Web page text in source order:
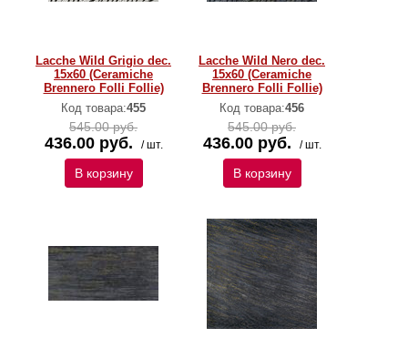
Lacche Wild Grigio dec.
15x60 (Ceramiche
Brennero Folli Follie)
Код товара:455
545.00 руб.
436.00 руб. / шт.
В корзину
Lacche Wild Nero dec.
15x60 (Ceramiche
Brennero Folli Follie)
Код товара:456
545.00 руб.
436.00 руб. / шт.
В корзину